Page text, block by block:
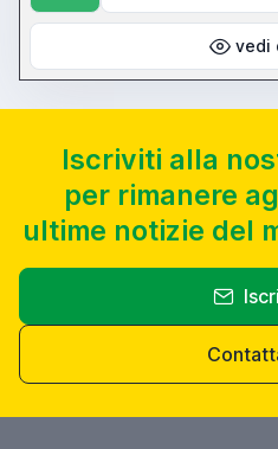
vedi
Iscriviti alla
per rimanere
ultime notizie del